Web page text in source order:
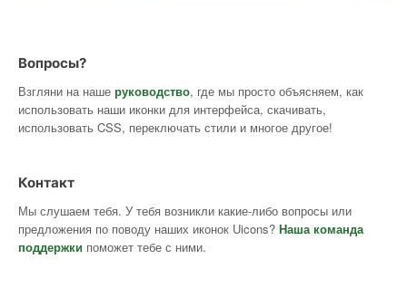
Вопросы?
Взгляни на наше руководство, где мы просто объясняем, как
использовать наши иконки для интерфейса, скачивать,
использовать CSS, переключать стили и многое другое!
Контакт
Мы слушаем тебя. У тебя возникли какие-либо вопросы или
предложения по поводу наших иконок Uicons? Наша команда
поддержки поможет тебе с ними.